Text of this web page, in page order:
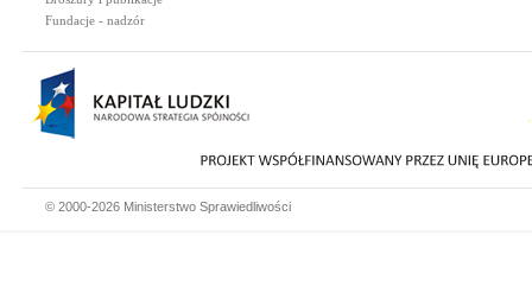
Fundacje - nadzór
© 2000-2026 Ministerstwo Sprawiedliwości